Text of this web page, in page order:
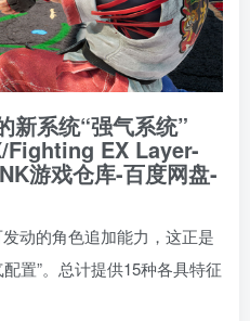
新系统“强气系统”
动的角色追加能力，这正是
置”。总计提供15种各具特征